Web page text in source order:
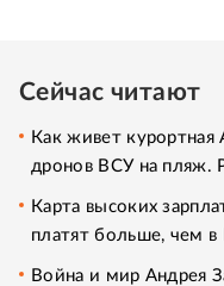
Сейчас читают
Как живет курортная
дронов ВСУ на пляж.
Карта высоких
платят больше, чем в
Война и мир Андрея